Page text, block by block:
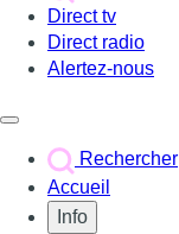
Direct tv
Direct radio
Alertez-nous
Rechercher
Accueil
Info